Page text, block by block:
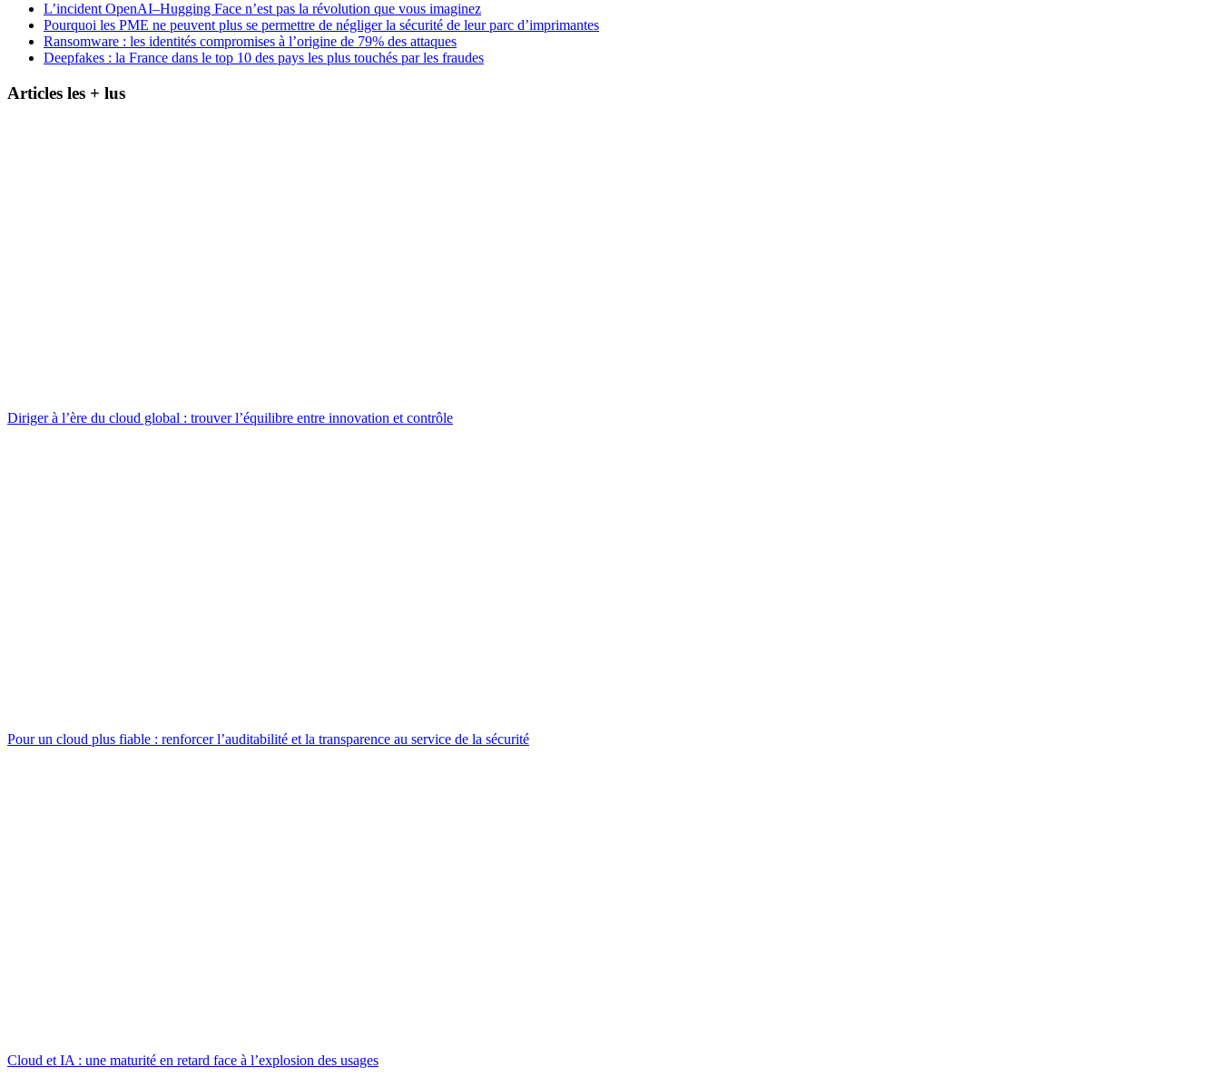
L’incident OpenAI–Hugging Face n’est pas la révolution que vous imaginez
Pourquoi les PME ne peuvent plus se permettre de négliger la sécurité de leur parc d’imprimantes
Ransomware : les identités compromises à l’origine de 79% des attaques
Deepfakes : la France dans le top 10 des pays les plus touchés par les fraudes
Articles les + lus
Diriger à l’ère du cloud global : trouver l’équilibre entre innovation et contrôle
Pour un cloud plus fiable : renforcer l’auditabilité et la transparence au service de la sécurité
Cloud et IA : une maturité en retard face à l’explosion des usages